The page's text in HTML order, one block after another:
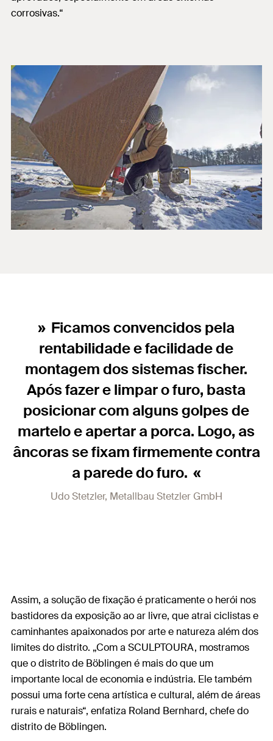
corrosivas.“
Ficamos convencidos pela
rentabilidade e facilidade de
montagem dos sistemas fischer.
Após fazer e limpar o furo, basta
posicionar com alguns golpes de
martelo e apertar a porca. Logo, as
âncoras se fixam firmemente contra
a parede do furo.
Udo Stetzler, Metallbau Stetzler GmbH
Assim, a solução de fixação é praticamente o herói nos
bastidores da exposição ao ar livre, que atrai ciclistas e
caminhantes apaixonados por arte e natureza além dos
limites do distrito. „Com a SCULPTOURA, mostramos
que o distrito de Böblingen é mais do que um
importante local de economia e indústria. Ele também
possui uma forte cena artística e cultural, além de áreas
rurais e naturais“, enfatiza Roland Bernhard, chefe do
distrito de Böblingen.